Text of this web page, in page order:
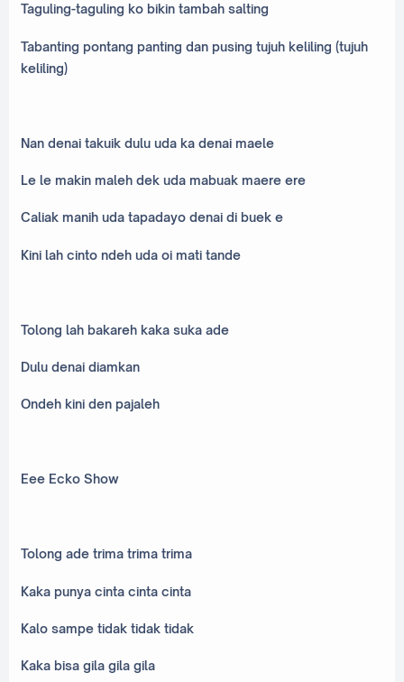
Taguling-taguling ko bikin tambah salting
Tabanting pontang panting dan pusing tujuh keliling (tujuh
keliling)
Nan denai takuik dulu uda ka denai maele
Le le makin maleh dek uda mabuak maere ere
Caliak manih uda tapadayo denai di buek e
Kini lah cinto ndeh uda oi mati tande
Tolong lah bakareh kaka suka ade
Dulu denai diamkan
Ondeh kini den pajaleh
Eee Ecko Show
Tolong ade trima trima trima
Kaka punya cinta cinta cinta
Kalo sampe tidak tidak tidak
Kaka bisa gila gila gila